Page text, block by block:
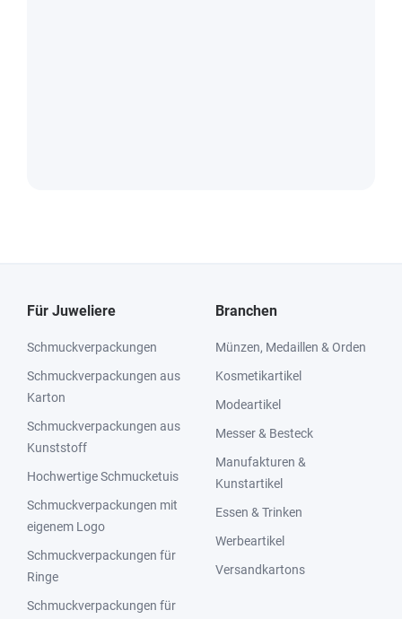
Für Juweliere
Schmuckverpackungen
Schmuckverpackungen aus
Karton
Schmuckverpackungen aus
Kunststoff
Hochwertige Schmucketuis
Schmuckverpackungen mit
eigenem Logo
Schmuckverpackungen für
Ringe
Schmuckverpackungen für
Branchen
Münzen, Medaillen & Orden
Kosmetikartikel
Modeartikel
Messer & Besteck
Manufakturen &
Kunstartikel
Essen & Trinken
Werbeartikel
Versandkartons